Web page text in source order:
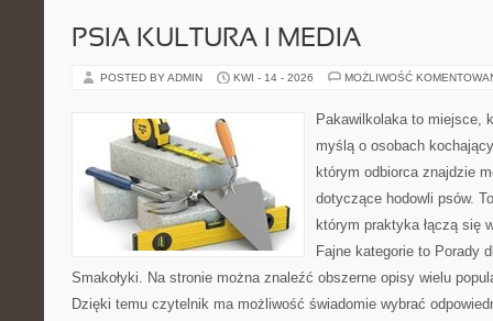
PSIA KULTURA I MEDIA
POSTED BY ADMIN KWI - 14 - 2026 MOŻLIWOŚĆ
Pakawilkolaka to miejsce,
myślą o osobach
którym odbiorca znajdzie
dotyczące hodowli psów.
którym praktyka łączą się
Fajne kategorie to Porady
Smakołyki. Na stronie można znaleźć obszerne opisy wielu
Dzięki temu czytelnik ma możliwość świadomie wybrać